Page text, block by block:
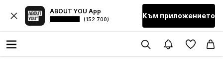
ABOUT YOU App
(152 700) Към приложението